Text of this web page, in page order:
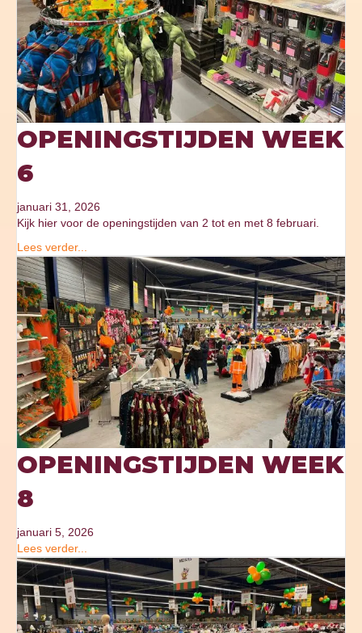
OPENINGSTIJDEN WEEK
6
januari 31, 2026
Kijk hier voor de openingstijden van 2 tot en met 8 februari.
Lees verder...
OPENINGSTIJDEN WEEK
8
januari 5, 2026
Lees verder...